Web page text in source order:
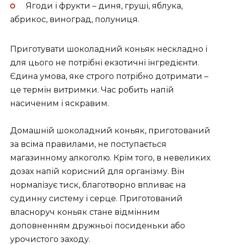
Ягоди і фрукти – диня, груші, яблука,
абрикос, виноград, полуниця.
Приготувати шоколадний коньяк нескладно і
для цього не потрібні екзотичні інгредієнти.
Єдина умова, яке строго потрібно дотримати –
це термін витримки. Час робить напій
насиченим і яскравим.
Домашній шоколадний коньяк, приготований
за всіма правилами, не поступається
магазинному алкоголю. Крім того, в невеликих
дозах напій корисний для організму. Він
нормалізує тиск, благотворно впливає на
судинну систему і серце. Приготований
власноруч коньяк стане відмінним
доповненням дружньої посиденьки або
урочистого заходу.